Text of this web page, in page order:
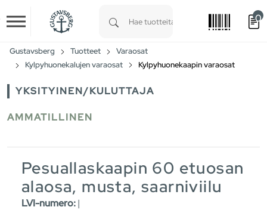
Skip to main content
0
Gustavsberg Tuotteet
Varaosat
Kylpyhuonekalujen varaosat
Kylpyhuonekaapin varaosat
YKSITYINEN/KULUTTAJA
AMMATILLINEN
Pesuallaskaapin 60 etuosan
alaosa, musta, saarniviilu
LVI-numero:|